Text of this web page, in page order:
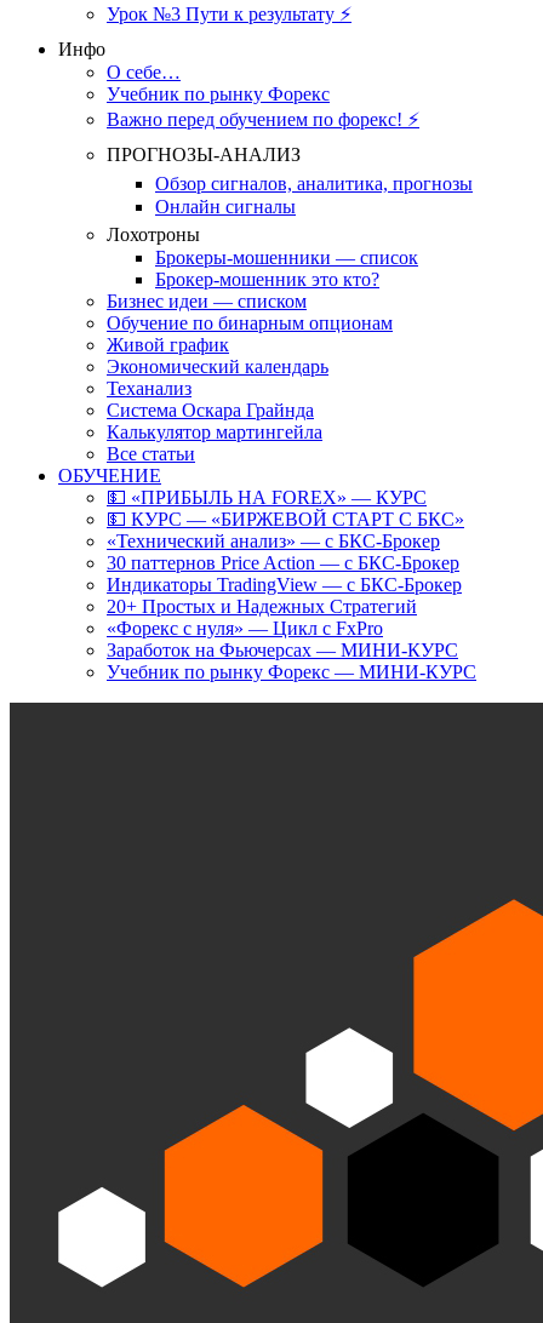
Урок №3 Пути к результату ⚡️
Инфо
О себе…
Учебник по рынку Форекс
Важно перед обучением по форекс! ⚡
ПРОГНОЗЫ-АНАЛИЗ
Обзор сигналов, аналитика, прогнозы
Онлайн сигналы
Лохотроны
Брокеры-мошенники — список
Брокер-мошенник это кто?
Бизнес идеи — списком
Обучение по бинарным опционам
Живой график
Экономический календарь
Теханализ
Система Оскара Грайнда
Калькулятор мартингейла
Все статьи
ОБУЧЕНИЕ
💵 «ПРИБЫЛЬ НА FOREX» — КУРС
💵 КУРС — «БИРЖЕВОЙ СТАРТ С БКС»
«Технический анализ» — с БКС-Брокер
30 паттернов Price Action — с БКС-Брокер
Индикаторы TradingView — с БКС-Брокер
20+ Простых и Надежных Стратегий
«Форекс с нуля» — Цикл с FxPro
Заработок на Фьючерсах — МИНИ-КУРС
Учебник по рынку Форекс — МИНИ-КУРС